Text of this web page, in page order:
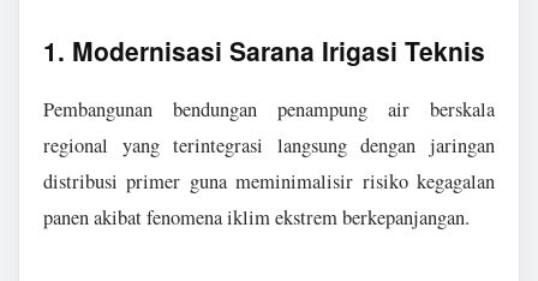
1. Modernisasi Sarana Irigasi Teknis
Pembangunan bendungan penampung air berskala
regional yang terintegrasi langsung dengan jaringan
distribusi primer guna meminimalisir risiko kegagalan
panen akibat fenomena iklim ekstrem berkepanjangan.